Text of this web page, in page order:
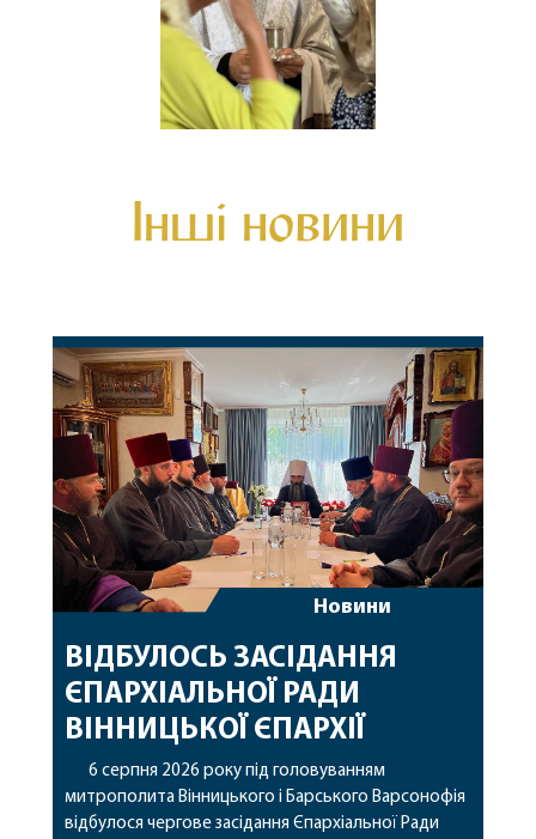
Інші новини
Новини
ВІДБУЛОСЬ ЗАСІДАННЯ
ЄПАРХІАЛЬНОЇ РАДИ
ВІННИЦЬКОЇ ЄПАРХІЇ
6 серпня 2026 року під головуванням
митрополита Вінницького і Барського Варсонофія
відбулося чергове засідання Єпархіальної Ради